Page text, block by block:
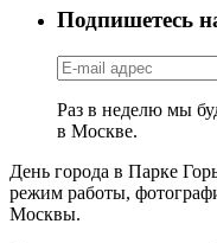
Подпишетесь
Раз в неделю мы
в Москве.
День города в Парке
режим работы,
Москвы.